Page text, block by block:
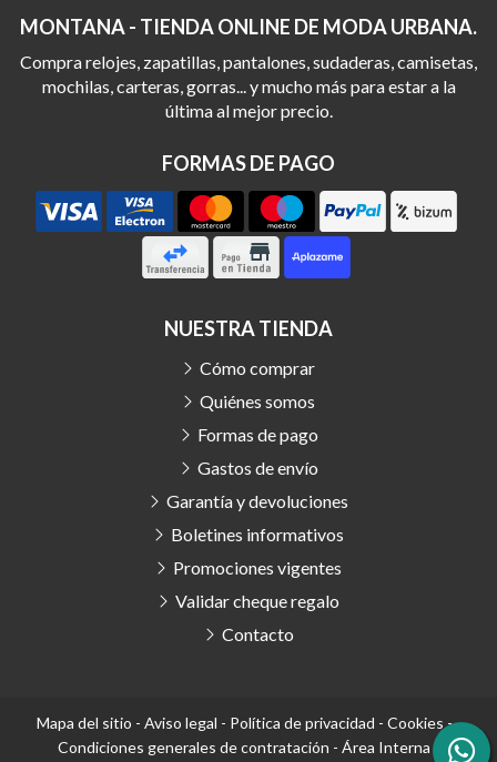
MONTANA - TIENDA ONLINE DE MODA URBANA.
Compra relojes, zapatillas, pantalones, sudaderas, camisetas,
mochilas, carteras, gorras... y mucho más para estar a la
última al mejor precio.
FORMAS DE PAGO
NUESTRA TIENDA
Cómo comprar
Quiénes somos
Formas de pago
Gastos de envío
Garantía y devoluciones
Boletines informativos
Promociones vigentes
Validar cheque regalo
Contacto
Mapa del sitio - Aviso legal - Política de privacidad - Cookies-
Condiciones generales de contratación - Área Interna